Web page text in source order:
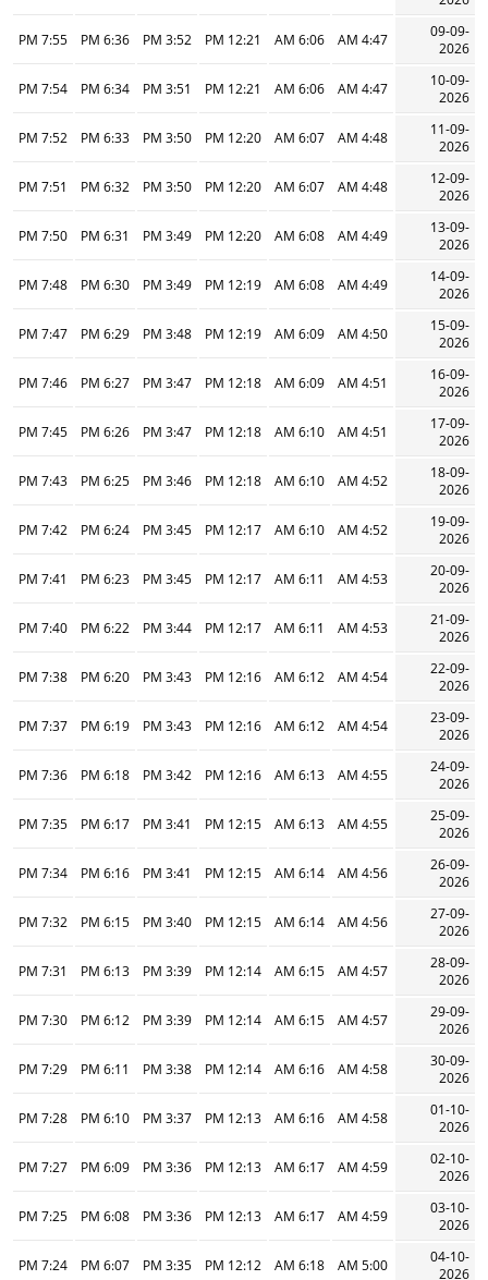
09-09-
2026
4:47 AM
6:06 AM
12:21 PM
3:52 PM
6:36 PM
7:55 PM
10-09-
2026
4:47 AM
6:06 AM
12:21 PM
3:51 PM
6:34 PM
7:54 PM
11-09-
2026
4:48 AM
6:07 AM
12:20 PM
3:50 PM
6:33 PM
7:52 PM
12-09-
2026
4:48 AM
6:07 AM
12:20 PM
3:50 PM
6:32 PM
7:51 PM
13-09-
2026
4:49 AM
6:08 AM
12:20 PM
3:49 PM
6:31 PM
7:50 PM
14-09-
2026
4:49 AM
6:08 AM
12:19 PM
3:49 PM
6:30 PM
7:48 PM
15-09-
2026
4:50 AM
6:09 AM
12:19 PM
3:48 PM
6:29 PM
7:47 PM
16-09-
2026
4:51 AM
6:09 AM
12:18 PM
3:47 PM
6:27 PM
7:46 PM
17-09-
2026
4:51 AM
6:10 AM
12:18 PM
3:47 PM
6:26 PM
7:45 PM
18-09-
2026
4:52 AM
6:10 AM
12:18 PM
3:46 PM
6:25 PM
7:43 PM
19-09-
2026
4:52 AM
6:10 AM
12:17 PM
3:45 PM
6:24 PM
7:42 PM
20-09-
2026
4:53 AM
6:11 AM
12:17 PM
3:45 PM
6:23 PM
7:41 PM
21-09-
2026
4:53 AM
6:11 AM
12:17 PM
3:44 PM
6:22 PM
7:40 PM
22-09-
2026
4:54 AM
6:12 AM
12:16 PM
3:43 PM
6:20 PM
7:38 PM
23-09-
2026
4:54 AM
6:12 AM
12:16 PM
3:43 PM
6:19 PM
7:37 PM
24-09-
2026
4:55 AM
6:13 AM
12:16 PM
3:42 PM
6:18 PM
7:36 PM
25-09-
2026
4:55 AM
6:13 AM
12:15 PM
3:41 PM
6:17 PM
7:35 PM
26-09-
2026
4:56 AM
6:14 AM
12:15 PM
3:41 PM
6:16 PM
7:34 PM
27-09-
2026
4:56 AM
6:14 AM
12:15 PM
3:40 PM
6:15 PM
7:32 PM
28-09-
2026
4:57 AM
6:15 AM
12:14 PM
3:39 PM
6:13 PM
7:31 PM
29-09-
2026
4:57 AM
6:15 AM
12:14 PM
3:39 PM
6:12 PM
7:30 PM
30-09-
2026
4:58 AM
6:16 AM
12:14 PM
3:38 PM
6:11 PM
7:29 PM
01-10-
2026
4:58 AM
6:16 AM
12:13 PM
3:37 PM
6:10 PM
7:28 PM
02-10-
2026
4:59 AM
6:17 AM
12:13 PM
3:36 PM
6:09 PM
7:27 PM
03-10-
2026
4:59 AM
6:17 AM
12:13 PM
3:36 PM
6:08 PM
7:25 PM
04-10-
2026
5:00 AM
6:18 AM
12:12 PM
3:35 PM
6:07 PM
7:24 PM